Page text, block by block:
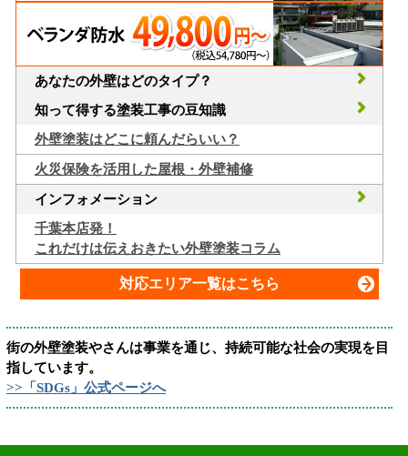
あなたの外壁はどのタイプ？
知って得する塗装工事の豆知識
外壁塗装はどこに頼んだらいい？
火災保険を活用した屋根・外壁補修
インフォメーション
千葉本店発！
これだけは伝えおきたい外壁塗装コラム
対応エリア一覧はこちら
街の外壁塗装やさんは事業を通じ、持続可能な社会の実現を目
指しています。
>>「SDGs」公式ページへ